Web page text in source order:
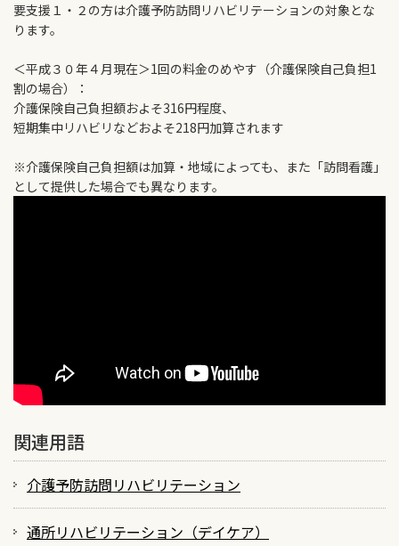
要支援１・２の方は介護予防訪問リハビリテーションの対象とな
ります。
＜平成３０年４月現在＞1回の料金のめやす（介護保険自己負担1
割の場合）：
介護保険自己負担額およそ316円程度、
短期集中リハビリなどおよそ218円加算されます
※介護保険自己負担額は加算・地域によっても、また「訪問看護」
として提供した場合でも異なります。
関連用語
介護予防訪問リハビリテーション
通所リハビリテーション（デイケア）